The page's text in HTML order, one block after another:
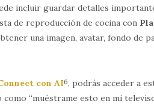
incluir guardar detalles
de reproducción de cocina con
una imagen, avatar, fondo de
con AI6, podrás acceder a
como “muéstrame esto en mi